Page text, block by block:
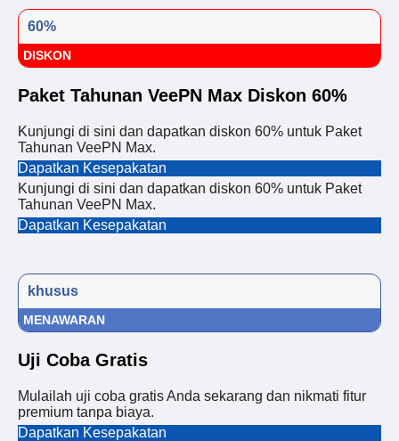
60%
DISKON
Paket Tahunan VeePN Max Diskon 60%
Kunjungi di sini dan dapatkan diskon 60% untuk Paket
Tahunan VeePN Max.
Dapatkan Kesepakatan
Kunjungi di sini dan dapatkan diskon 60% untuk Paket
Tahunan VeePN Max.
Dapatkan Kesepakatan
khusus
MENAWARAN
Uji Coba Gratis
Mulailah uji coba gratis Anda sekarang dan nikmati fitur
premium tanpa biaya.
Dapatkan Kesepakatan